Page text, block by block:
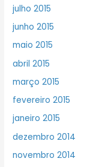
julho 2015
junho 2015
maio 2015
abril 2015
março 2015
fevereiro 2015
janeiro 2015
dezembro 2014
novembro 2014